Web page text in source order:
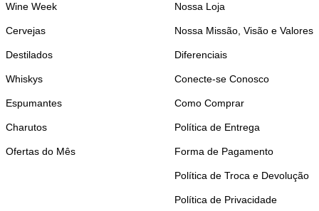
Wine Week
Cervejas
Destilados
Whiskys
Espumantes
Charutos
Ofertas do Mês
Nossa Loja
Nossa Missão, Visão e Valores
Diferenciais
Conecte-se Conosco
Como Comprar
Política de Entrega
Forma de Pagamento
Política de Troca e Devolução
Política de Privacidade